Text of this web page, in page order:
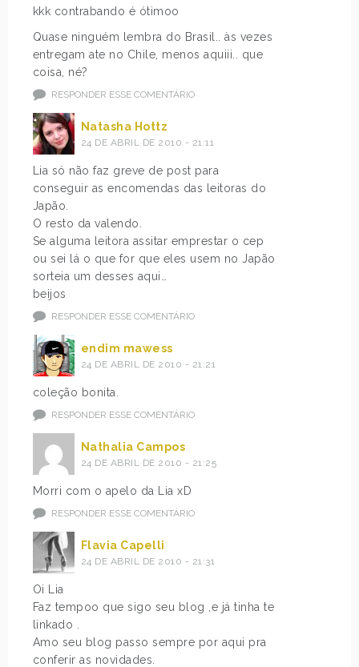
kkk contrabando é ótimoo
Quase ninguém lembra do Brasil.. às vezes
entregam ate no Chile, menos aquiii.. que
coisa, né?
RESPONDER ESSE COMENTÁRIO
Natasha Hottz
24 DE ABRIL DE 2010 - 21:11
Lia só não faz greve de post para
conseguir as encomendas das leitoras do
Japão.
O resto da valendo.
Se alguma leitora assitar emprestar o cep
ou sei lá o que for que eles usem no Japão
sorteia um desses aqui…
beijos
RESPONDER ESSE COMENTÁRIO
endim mawess
24 DE ABRIL DE 2010 - 21:21
coleção bonita.
RESPONDER ESSE COMENTÁRIO
Nathalia Campos
24 DE ABRIL DE 2010 - 21:25
Morri com o apelo da Lia xD
RESPONDER ESSE COMENTÁRIO
Flavia Capelli
24 DE ABRIL DE 2010 - 21:31
Oi Lia
Faz tempoo que sigo seu blog ,e já tinha te
linkado .
Amo seu blog passo sempre por aqui pra
conferir as novidades.